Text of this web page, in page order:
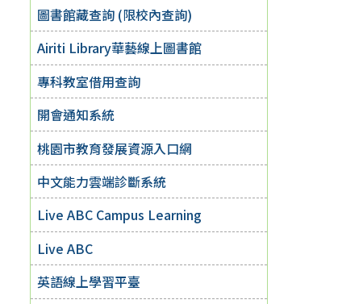
圖書館藏查詢 (限校內查詢)
Airiti Library華藝線上圖書館
專科教室借用查詢
開會通知系統
桃園市教育發展資源入口網
中文能力雲端診斷系統
Live ABC Campus Learning
Live ABC
英語線上學習平臺